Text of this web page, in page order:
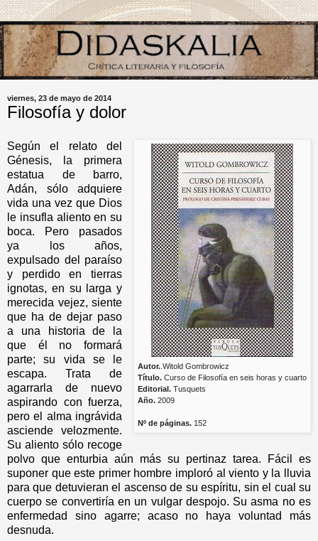
viernes, 23 de mayo de 2014
Filosofía y dolor
Autor. .Witold Gombrowicz
Título. Curso de Filosofía en seis horas y cuarto
Editorial. Tusquets
Año. 2009
Nº de páginas. 152
Según el relato del
Génesis, la primera
estatua de barro,
Adán, sólo adquiere
vida una vez que Dios
le insufla aliento en su
boca. Pero pasados
ya los años,
expulsado del paraíso
y perdido en tierras
ignotas, en su larga y
merecida vejez, siente
que ha de dejar paso
a una historia de la
que él no formará
parte; su vida se le
escapa. Trata de
agarrarla de nuevo
aspirando con fuerza,
pero el alma ingrávida
asciende velozmente.
Su aliento sólo recoge
polvo que enturbia aún más su pertinaz tarea. Fácil es
suponer que este primer hombre imploró al viento y la lluvia
para que detuvieran el ascenso de su espíritu, sin el cual su
cuerpo se convertiría en un vulgar despojo. Su asma no es
enfermedad sino agarre; acaso no haya voluntad más
desnuda.